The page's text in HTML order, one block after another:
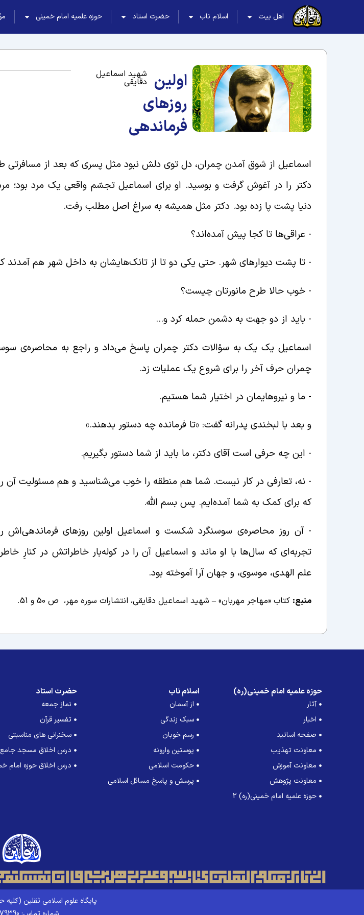
اهل بیت اسلام ناب حضرت استاد حوزه علمیه امام خمینی
اولین
روزهای
فرماندهی
شهید اسماعیل
دقایقی
اسماعیل از شوق آمدن چمران، دل توی دلش نبود مثل پسری که بعد از مسافرتی
دکتر را در آغوش گرفت و بوسید. او برای اسماعیل تجسّم واقعی یک مرد بود؛
دنیا پشت پا زده بود. دکتر مثل همیشه به سراغ اصل مطلب رفت.
-‌ عراقی‌ها تا کجا پیش آمده‌اند؟
-‌ تا پشت دیوارهای شهر. حتی یکی دو تا از تانک‌هایشان به داخل شهر هم آمدند
-‌ خوب حالا طرح مانورتان چیست؟
-‌ باید از دو جهت به دشمن حمله کرد و…
اسماعیل یک یک به سؤالات دکتر چمران پاسخ می‌داد و راجع به محاصره‌ی
چمران حرف آخر را برای شروع یک عملیات زد.
-‌ ما و نیروهایمان در اختیار شما هستیم.
و بعد با لبخندی پدرانه گفت: «تا فرمانده چه دستور بدهند.»
-‌ این چه حرفی است آقای دکتر، ما باید از شما دستور بگیریم.
-‌ نه، تعارفی در کار نیست. شما هم منطقه را خوب می‌شناسید و هم مسئولیت آن
که برای کمک به شما آمده‌ایم. پس بسم الله.
-‌ آن روز محاصره‌ی سوسنگرد شکست و اسماعیل اولین روزهای فرماندهی‌اش
تجربه‌ای که سال‌ها با او ماند و اسماعیل آن را در کوله‌بار خاطراتش در کنارِ
علم الهدی، موسوی، و جهان آرا آموخته بود.
منبع: کتاب «مهاجر مهربان» – شهید اسماعیل دقایقی، انتشارات سوره مهر، ص 50 و 51.
حوزه علمیه امام خمینی(ره)
آثار
اخبار
صفحه اساتید
معاونت تهذیب
معاونت آموزش
معاونت پژوهش
حوزه علمیه امام خمینی(ره) 2
اسلام ناب
از آسمان
سبک زندگی
رسم خوبان
پوستین وارونه
حکومت اسلامی
پرسش و پاسخ مسائل اسلامی
حضرت استاد
نماز جمعه
تفسیر قرآن
سخنرانی های مناسبتی
درس اخلاق مسجد جامع
درس اخلاق حوزه امام
پایگاه علوم اسلامی ثقلین